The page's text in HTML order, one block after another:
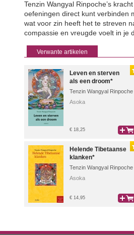
Tenzin Wangyal Rinpoche’s
oefeningen direct kunt verbinden
wat voor zin heeft het te streven
compassie en vreugde voelt in je
Verwante artikelen
Leven en sterven
als een droom*
Tenzin Wangyal Rinpoche
Asoka
€ 18,25
Helende Tibetaanse
klanken*
Tenzin Wangyal Rinpoche
Asoka
€ 14,95